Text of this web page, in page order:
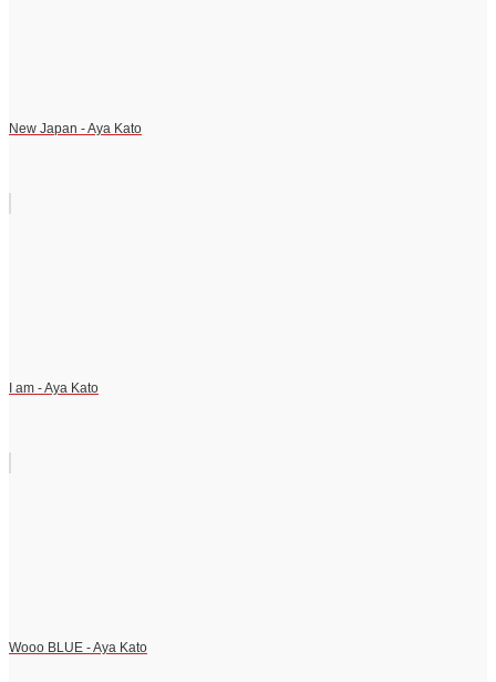
New Japan - Aya Kato
I am - Aya Kato
Wooo BLUE - Aya Kato